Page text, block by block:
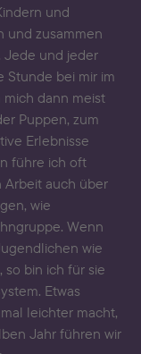
und
und zusammen
Jede und jeder
Stunde bei mir im
dann meist
Puppen, zum
Erlebnisse
führe ich oft
auch über
wie
Wenn
wie
bin ich für sie
Etwas
leichter macht,
Jahr führen wir